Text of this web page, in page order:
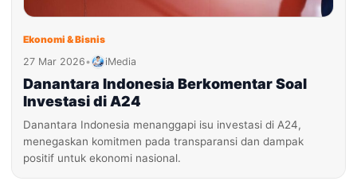
Ekonomi & Bisnis
27 Mar 2026• iMedia
Danantara Indonesia Berkomentar Soal
Investasi di A24
Danantara Indonesia menanggapi isu investasi di A24,
menegaskan komitmen pada transparansi dan dampak
positif untuk ekonomi nasional.